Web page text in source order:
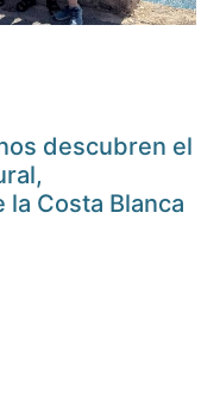
descubren el
Costa Blanca